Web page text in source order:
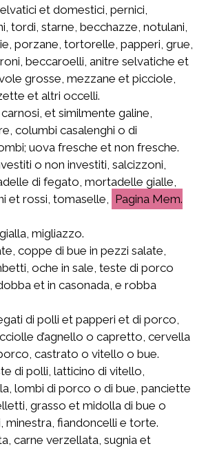
et domestici, pernici,
tordi, starne, becchazze, notulani,
porzane, tortorelle, papperi, grue,
beccaroelli, anitre selvatiche et
grosse, mezzane et picciole,
et altri occelli.
et similmente galine,
columbi casalenghi o di
uova fresche et non fresche.
o non investiti, salcizzoni,
di fegato, mortadelle gialle,
et rossi, tomaselle,
Mem.
migliazzo.
coppe di bue in pezzi salate,
oche in sale, teste di porco
et in casonada, e robba
di polli et papperi et di porco,
d’agnello o capretto, cervella
castrato o vitello o bue.
di polli, latticino di vitello,
lombi di porco o di bue, panciette
grasso et midolla di bue o
minestra, fiandoncelli e torte.
carne verzellata, sugnia et